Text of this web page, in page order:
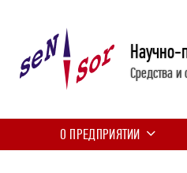
Научно-
Средства
О ПРЕДПРИЯТИИ